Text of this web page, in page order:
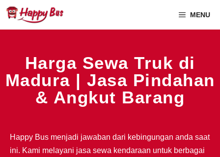
MENU
Harga Sewa Truk di
Madura | Jasa Pindahan
& Angkut Barang
Happy Bus menjadi jawaban dari kebingungan anda saat
ini. Kami melayani jasa sewa kendaraan untuk berbagai